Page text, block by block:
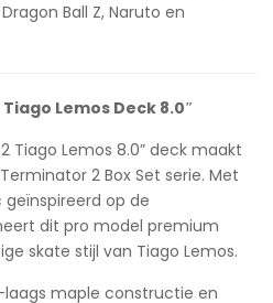
Ball Z, Naruto en
Lemos Deck 8.0″
Tiago Lemos 8.0” deck maakt
2 Box Set serie. Met
op de
dit pro model premium
skate stijl van Tiago Lemos.
laags maple constructie en